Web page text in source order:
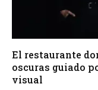
El restaurante
oscuras guiado
visual